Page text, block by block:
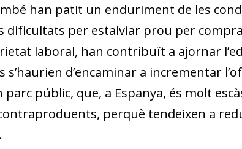
han patit un enduriment de les
dificultats per estalviar prou per
laboral, han contribuït a ajornar
d’encaminar a incrementar
públic, que, a Espanya, és molt
perquè tendeixen a